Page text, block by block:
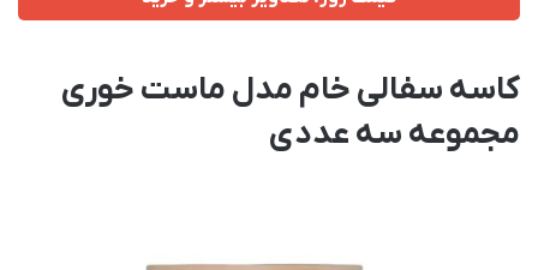
کاسه سفالی خام مدل ماست خوری
مجموعه سه عددی